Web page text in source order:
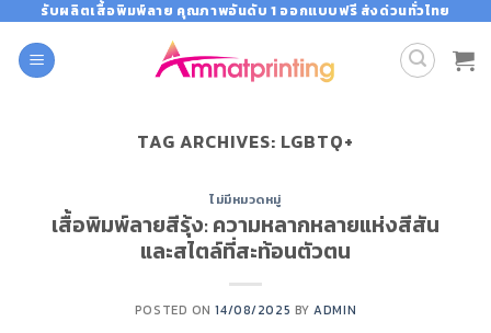
content
รับผลิตเสื้อพิมพ์ลาย คุณภาพอันดับ 1 ออกแบบฟรี ส่งด่วนทั่วไทย
TAG ARCHIVES: LGBTQ+
ไม่มีหมวดหมู่
เสื้อพิมพ์ลายสีรุ้ง: ความหลากหลายแห่งสีสัน
และสไตล์ที่สะท้อนตัวตน
POSTED ON14/08/2025 BYADMIN